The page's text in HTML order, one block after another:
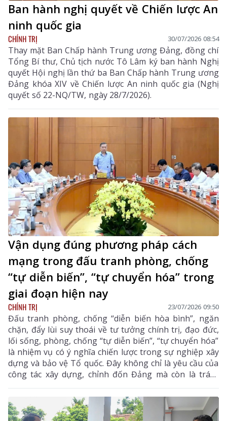
Ban hành nghị quyết về Chiến lược An
ninh quốc gia
CHÍNH TRỊ 30/07/2026 08:54
Thay mặt Ban Chấp hành Trung ương Đảng, đồng chí
Tổng Bí thư, Chủ tịch nước Tô Lâm ký ban hành Nghị
quyết Hội nghị lần thứ ba Ban Chấp hành Trung ương
Đảng khóa XIV về Chiến lược An ninh quốc gia (Nghị
quyết số 22-NQ/TW, ngày 28/7/2026).
Vận dụng đúng phương pháp cách
mạng trong đấu tranh phòng, chống
“tự diễn biến”, “tự chuyển hóa” trong
giai đoạn hiện nay
CHÍNH TRỊ 23/07/2026 09:50
Đấu tranh phòng, chống “diễn biến hòa bình”, ngăn
chặn, đẩy lùi suy thoái về tư tưởng chính trị, đạo đức,
lối sống, phòng, chống “tự diễn biến”, “tự chuyển hóa”
là nhiệm vụ có ý nghĩa chiến lược trong sự nghiệp xây
dựng và bảo vệ Tổ quốc. Đây không chỉ là yêu cầu của
công tác xây dựng, chỉnh đốn Đảng mà còn là trách
nhiệm của mỗi cán bộ, đảng viên và công dân yêu